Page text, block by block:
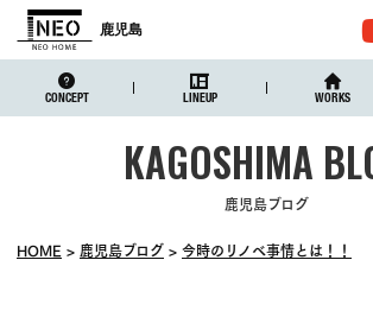
鹿児島
CONCEPT LINEUP WORKS
鹿児島ブログ
HOME 鹿児島ブログ 今時のリノベ事情とは！！